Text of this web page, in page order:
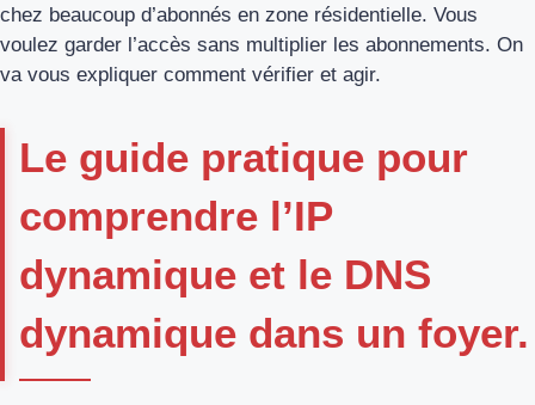
chez beaucoup d’abonnés en zone résidentielle. Vous
voulez garder l’accès sans multiplier les abonnements. On
va vous expliquer comment vérifier et agir.
Le guide pratique pour
comprendre l’IP
dynamique et le DNS
dynamique dans un foyer.